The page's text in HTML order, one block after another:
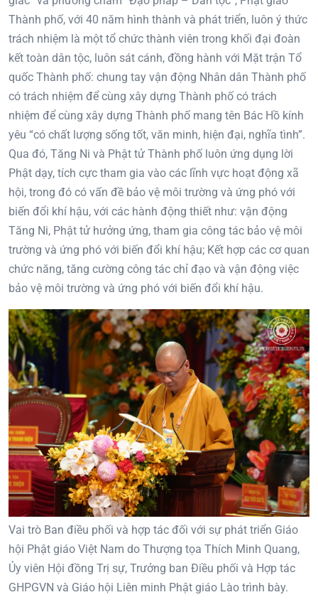
Thành phố, với 40 năm hình thành và phát triển, luôn ý thức
trách nhiệm là một tổ chức thành viên trong khối đại đoàn
kết toàn dân tộc, luôn sát cánh, đồng hành với Mặt trận Tổ
quốc Thành phố: chung tay vận động Nhân dân Thành phố
có trách nhiệm để cùng xây dựng Thành phố có trách
nhiệm để cùng xây dựng Thành phố mang tên Bác Hồ kính
yêu “có chất lượng sống tốt, văn minh, hiện đại, nghĩa tình”.
Qua đó, Tăng Ni và Phật tử Thành phố luôn ứng dụng lời
Phật dạy, tích cực tham gia vào các lĩnh vực hoạt động xã
hội, trong đó có vấn đề bảo vệ môi trường và ứng phó với
biến đổi khí hậu, với các hành động thiết như: vận động
Tăng Ni, Phật tử hưởng ứng, tham gia công tác bảo vệ môi
trường và ứng phó với biến đổi khí hậu; Kết hợp các cơ quan
chức năng, tăng cường công tác chỉ đạo và vận động việc
bảo vệ môi trường và ứng phó với biến đổi khí hậu.
Vai trò Ban điều phối và hợp tác đối với sự phát triển Giáo
hội Phật giáo Việt Nam do Thượng tọa Thích Minh Quang,
Ủy viên Hội đồng Trị sự, Trưởng ban Điều phối và Hợp tác
GHPGVN và Giáo hội Liên minh Phật giáo Lào trình bày.